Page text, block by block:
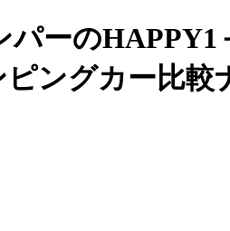
ーのHAPPY1
ングカー比較